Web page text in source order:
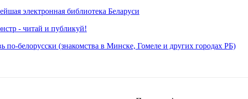
электронная библиотека Беларуси
- читай и публикуй!
по-белорусски (знакомства в Минске, Гомеле и других городах РБ)